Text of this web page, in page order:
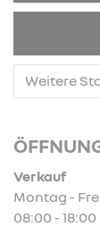
Verkauf
Montag -
08:00 -